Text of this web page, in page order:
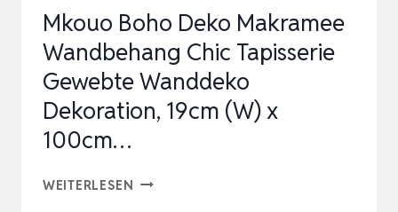
Mkouo Boho Deko Makramee
Wandbehang Chic Tapisserie
Gewebte Wanddeko
Dekoration, 19cm (W) x
100cm…
WEITERLESEN MKOUO